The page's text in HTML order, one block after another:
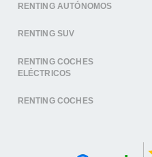
RENTING AUTÓNOMOS
RENTING SUV
RENTING COCHES
ELÉCTRICOS
RENTING COCHES